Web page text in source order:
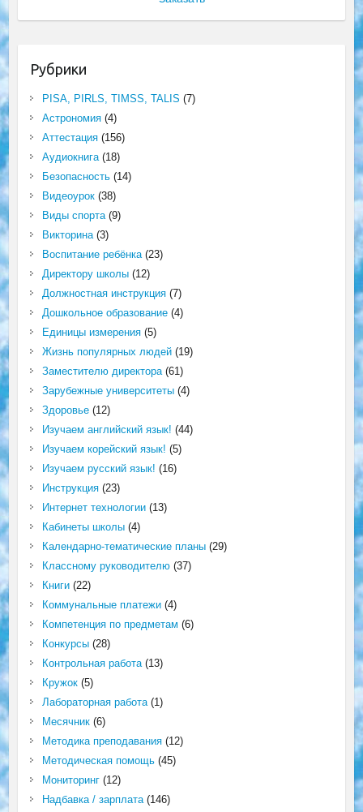
Рубрики
PISA, PIRLS, TIMSS, TALIS (7)
Астрономия(4)
Аттестация(156)
Аудиокнига(18)
Безопасность(14)
Видеоурок(38)
Виды спорта(9)
Викторина(3)
Воспитание ребёнка(23)
Директору школы(12)
Должностная инструкция(7)
Дошкольное образование(4)
Единицы измерения(5)
Жизнь популярных людей(19)
Заместителю директора(61)
Зарубежные университеты(4)
Здоровье(12)
Изучаем английский язык! (44)
Изучаем корейский язык! (5)
Изучаем русский язык! (16)
Инструкция(23)
Интернет технологии(13)
Кабинеты школы(4)
Календарно-тематические планы(29)
Классному руководителю(37)
Книги(22)
Коммунальные платежи(4)
Компетенция по предметам (6)
Конкурсы(28)
Контрольная работа(13)
Кружок(5)
Лабораторная работа(1)
Месячник(6)
Методика преподавания(12)
Методическая помощь(45)
Мониторинг(12)
Надбавка / зарплата(146)